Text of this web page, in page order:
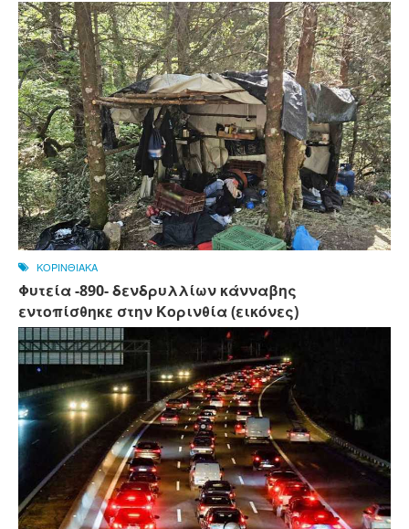
ΚΟΡΙΝΘΙΑΚΑ
Φυτεία -890- δενδρυλλίων κάνναβης
εντοπίσθηκε στην Κορινθία (εικόνες)